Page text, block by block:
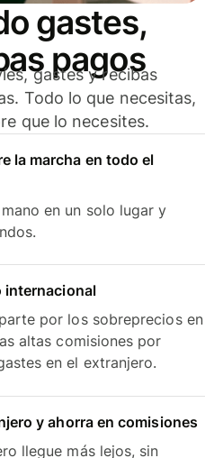
gastes,
pagos
gastes y recibas
Todo lo que necesitas,
que lo necesites.
la marcha en todo el
en un solo lugar y
internacional
por los sobreprecios en
altas comisiones por
en el extranjero.
y ahorra en comisiones
llegue más lejos, sin